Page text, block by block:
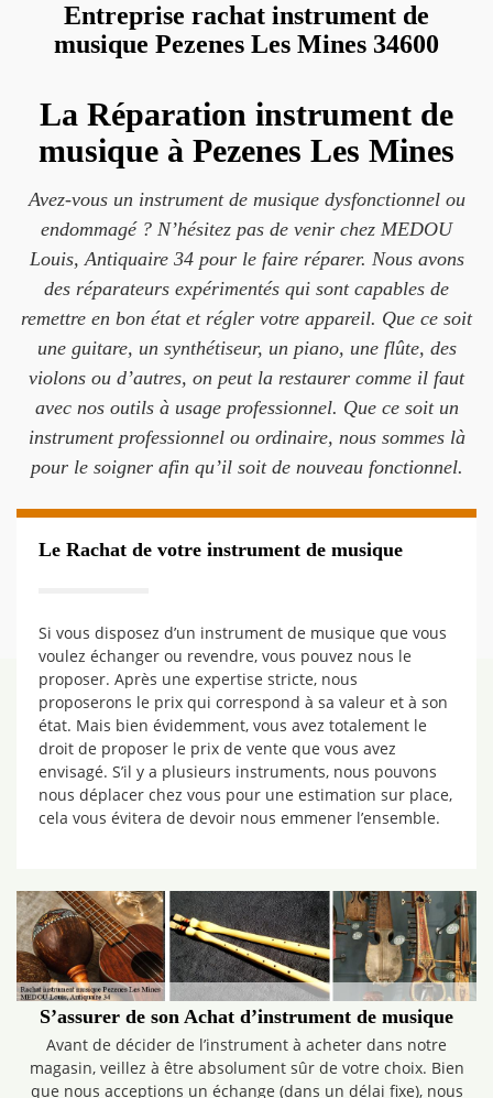
Entreprise rachat instrument de
musique Pezenes Les Mines 34600
La Réparation instrument de
musique à Pezenes Les Mines
Avez-vous un instrument de musique dysfonctionnel ou
endommagé ? N’hésitez pas de venir chez MEDOU
Louis, Antiquaire 34 pour le faire réparer. Nous avons
des réparateurs expérimentés qui sont capables de
remettre en bon état et régler votre appareil. Que ce soit
une guitare, un synthétiseur, un piano, une flûte, des
violons ou d’autres, on peut la restaurer comme il faut
avec nos outils à usage professionnel. Que ce soit un
instrument professionnel ou ordinaire, nous sommes là
pour le soigner afin qu’il soit de nouveau fonctionnel.
Le Rachat de votre instrument de musique
Si vous disposez d’un instrument de musique que vous
voulez échanger ou revendre, vous pouvez nous le
proposer. Après une expertise stricte, nous
proposerons le prix qui correspond à sa valeur et à son
état. Mais bien évidemment, vous avez totalement le
droit de proposer le prix de vente que vous avez
envisagé. S’il y a plusieurs instruments, nous pouvons
nous déplacer chez vous pour une estimation sur place,
cela vous évitera de devoir nous emmener l’ensemble.
S’assurer de son Achat d’instrument de musique
Avant de décider de l’instrument à acheter dans notre
magasin, veillez à être absolument sûr de votre choix. Bien
que nous acceptions un échange (dans un délai fixe), nous